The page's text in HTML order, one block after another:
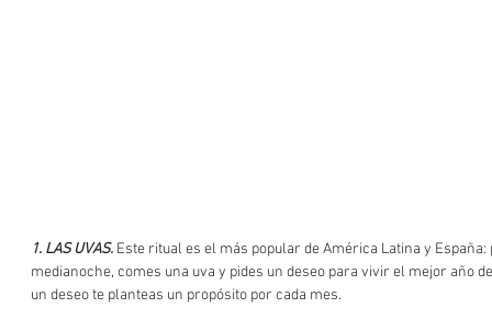
1. LAS UVAS. Este ritual es el más popular de América Latina y
medianoche, comes una uva y pides un deseo para vivir el mejor año
un deseo te planteas un propósito por cada mes.